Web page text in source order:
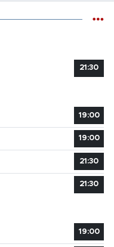
21:30
19:00
19:00
21:30
21:30
19:00